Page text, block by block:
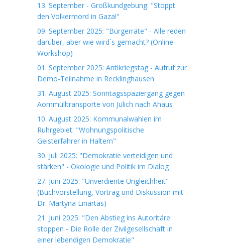
13. September - Großkundgebung: "Stoppt
den Völkermord in Gaza!"
09. September 2025: "Bürgerräte" - Alle reden
darüber, aber wie wird`s gemacht? (Online-
Workshop)
01. September 2025: Antikriegstag - Aufruf zur
Demo-Teilnahme in Recklinghausen
31. August 2025: Sonntagsspaziergang gegen
Aommülltransporte von Jülich nach Ahaus
10. August 2025: Kommunalwahlen im
Ruhrgebiet: "Wohnungspolitische
Geisterfahrer in Haltern"
30. Juli 2025: "Demokratie verteidigen und
stärken" - Ökologie und Politik im Dialog
27. Juni 2025: "Unverdiente Ungleichheit"
(Buchvorstellung, Vortrag und Diskussion mit
Dr. Martyna Linartas)
21. Juni 2025: "Den Abstieg ins Autoritäre
stoppen - Die Rolle der Zivilgesellschaft in
einer lebendigen Demokratie"